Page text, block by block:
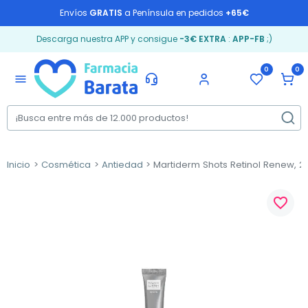
Envíos GRATIS a Península en pedidos +65€
Descarga nuestra APP y consigue -3€ EXTRA: APP-FB ;)
menu
0 0
Inicio Cosmética Antiedad Martiderm Shots Retinol Renew,
favorite_border